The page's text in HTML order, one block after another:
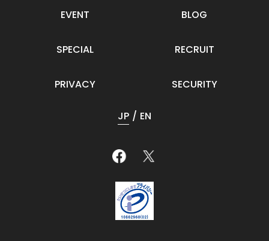
EVENT BLOG
SPECIAL RECRUIT
PRIVACY SECURITY
JP EN